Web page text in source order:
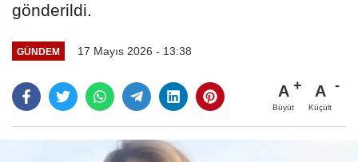
gönderildi.
GÜNDEM 17 Mayıs 2026 - 13:38
A
Büyüt
A
Küçült